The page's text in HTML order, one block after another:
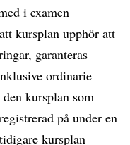
i examen
kursplan upphör att
garanteras
ordinarie
kursplan som
på under en
kursplan